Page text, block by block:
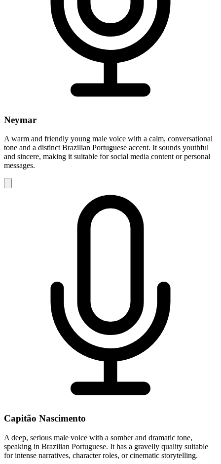
Neymar
A warm and friendly young male voice with a calm, conversational
tone and a distinct Brazilian Portuguese accent. It sounds youthful
and sincere, making it suitable for social media content or personal
messages.
Capitão Nascimento
A deep, serious male voice with a somber and dramatic tone,
speaking in Brazilian Portuguese. It has a gravelly quality suitable
for intense narratives, character roles, or cinematic storytelling.